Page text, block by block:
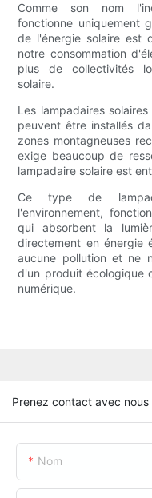
Comme son nom
fonctionne uniquement
de l'énergie solaire est
notre consommation
plus de collectivités
solaire.
Les lampadaires
peuvent être installés
zones montagneuses
exige beaucoup de
lampadaire solaire est
Ce type de
l'environnement,
qui absorbent la
directement en énergie
aucune pollution et ne
d'un produit écologique
numérique.
Prenez contact avec nous
Nom